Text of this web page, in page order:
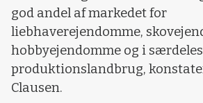
god andel af markedet for
liebhaverejendomme,
hobbyejendomme og i
produktionslandbrug,
Clausen.